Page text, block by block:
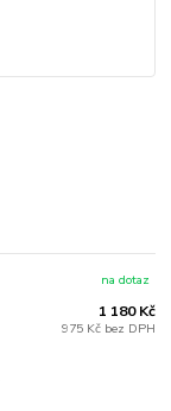
1 180 Kč
975 Kč bez DPH
na dotaz